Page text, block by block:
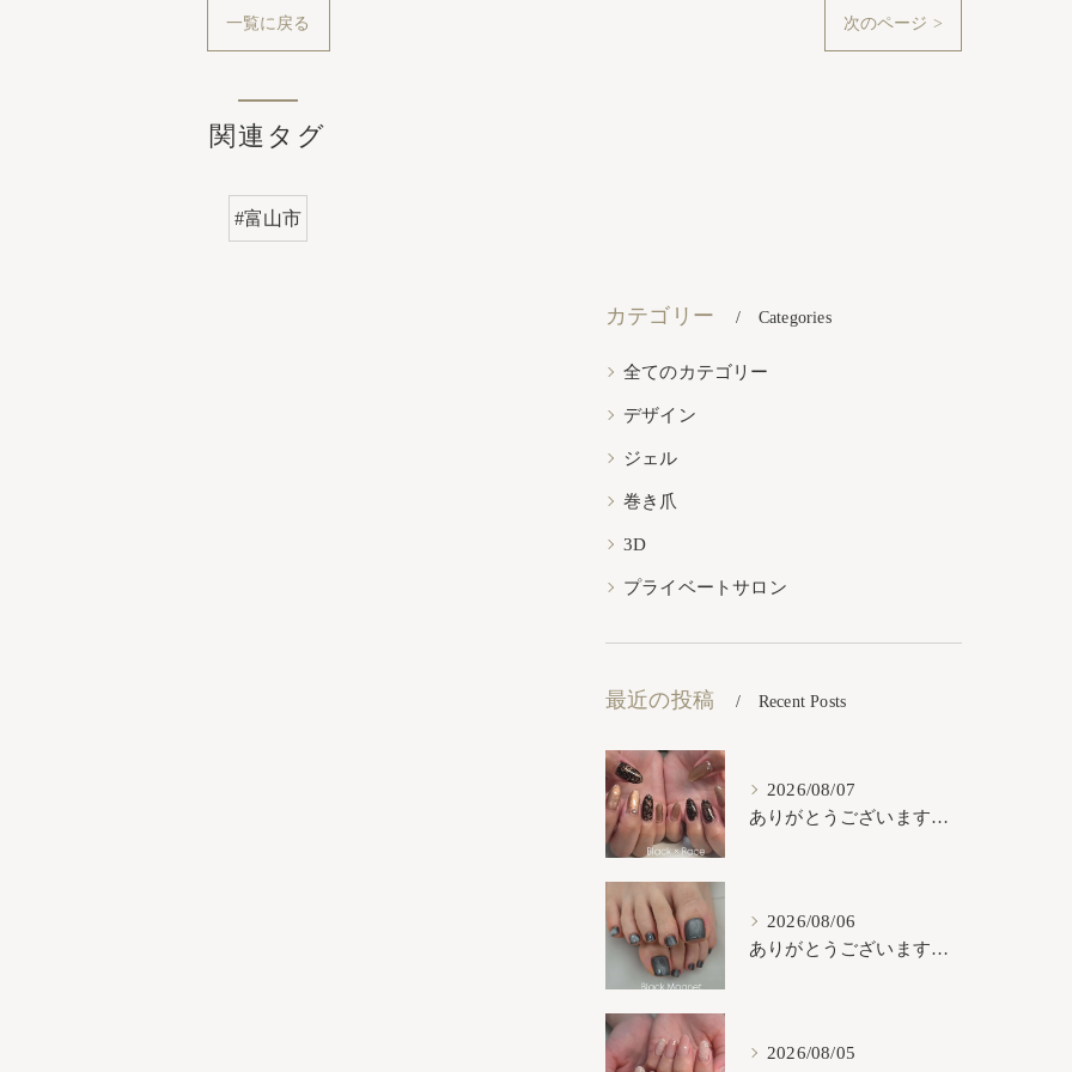
一覧に戻る 次のページ >
関連タグ
#富山市
カテゴリー Categories
全てのカテゴリー
デザイン
ジェル
巻き爪
3D
プライベートサロン
最近の投稿 Recent Posts
2026/08/07
ありがとうございます𓂃𓈒𓏸︎︎︎︎
2026/08/06
ありがとうございます𓂃𓈒𓏸︎︎︎︎
2026/08/05